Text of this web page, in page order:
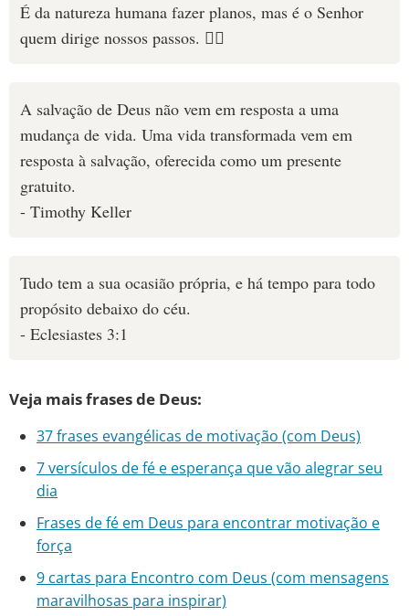
É da natureza humana fazer planos, mas é o Senhor
quem dirige nossos passos. 🚶‍♀️
A salvação de Deus não vem em resposta a uma
mudança de vida. Uma vida transformada vem em
resposta à salvação, oferecida como um presente
gratuito.
- Timothy Keller
Tudo tem a sua ocasião própria, e há tempo para todo
propósito debaixo do céu.
- Eclesiastes 3:1
Veja mais frases de Deus:
37 frases evangélicas de motivação (com Deus)
7 versículos de fé e esperança que vão alegrar seu
dia
Frases de fé em Deus para encontrar motivação e
força
9 cartas para Encontro com Deus (com mensagens
maravilhosas para inspirar)